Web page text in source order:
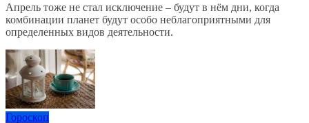
Апрель тоже не стал исключение – будут в нём дни, когда
комбинации планет будут особо неблагоприятными для
определенных видов деятельности.
Гороскоп